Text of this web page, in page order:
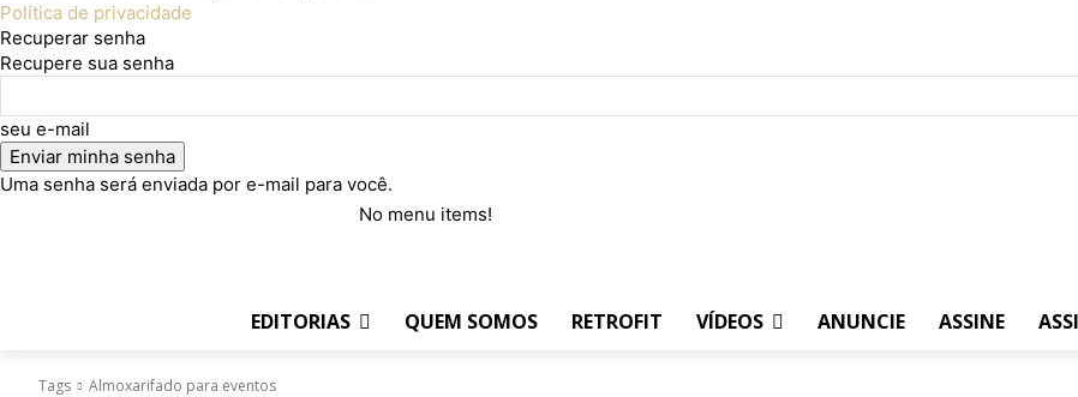
Política de privacidade
Recuperar senha
Recupere sua senha
seu e-mail
Uma senha será enviada por e-mail para você.
No menu items!
EDITORIAS QUEM SOMOS RETROFIT VÍDEOS ANUNCIE ASSINE
Tags Almoxarifado para eventos